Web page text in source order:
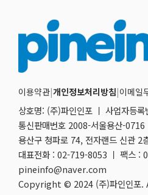
이용약관|개인정보처리방침|이메일
상호명: (주)파인인포 ㅣ 사업자등
통신판매번호 2008-서울용산-0716
용산구 청파로 74, 전자랜드 신관 2
대표전화 : 02-719-8053 ㅣ 팩스 :
pineinfo@naver.com
Copyright © 2024 (주)파인인포